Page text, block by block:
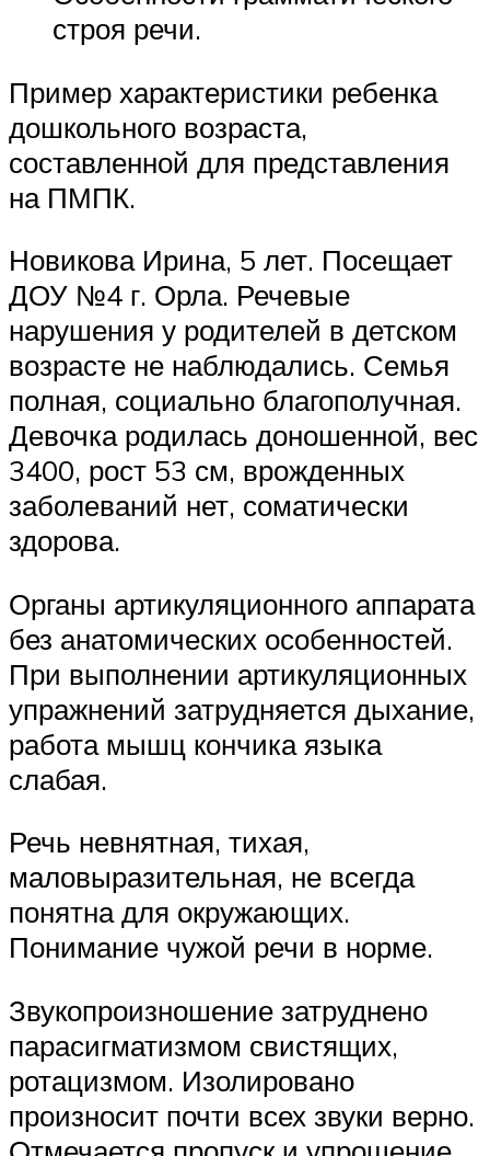
строя речи.
Пример характеристики ребенка
дошкольного возраста,
составленной для представления
на ПМПК.
Новикова Ирина, 5 лет. Посещает
ДОУ №4 г. Орла. Речевые
нарушения у родителей в детском
возрасте не наблюдались. Семья
полная, социально благополучная.
Девочка родилась доношенной, вес
3400, рост 53 см, врожденных
заболеваний нет, соматически
здорова.
Органы артикуляционного аппарата
без анатомических особенностей.
При выполнении артикуляционных
упражнений затрудняется дыхание,
работа мышц кончика языка
слабая.
Речь невнятная, тихая,
маловыразительная, не всегда
понятна для окружающих.
Понимание чужой речи в норме.
Звукопроизношение затруднено
парасигматизмом свистящих,
ротацизмом. Изолировано
произносит почти всех звуки верно.